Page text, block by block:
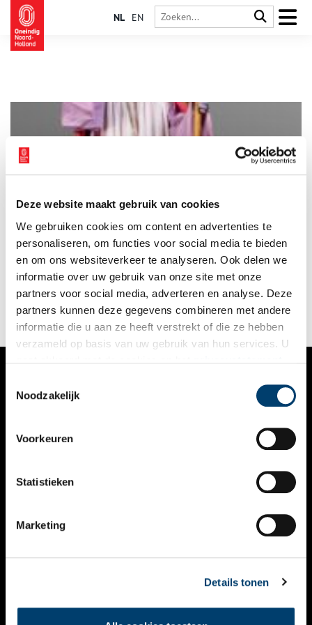
Deze website maakt gebruik van cookies
We gebruiken cookies om content en advertenties te
personaliseren, om functies voor social media te bieden
en om ons websiteverkeer te analyseren. Ook delen we
informatie over uw gebruik van onze site met onze
partners voor social media, adverteren en analyse. Deze
partners kunnen deze gegevens combineren met andere
informatie die u aan ze heeft verstrekt of die ze hebben
verzameld op basis van uw gebruik van hun services. U
Noodzakelijk
Voorkeuren
Statistieken
Marketing
Details tonen
NL EN
In de collectie van het Zuiderzeemuseum bevindt zich een
bijzonder kostuum: het Sinterklaaskostuum van Hanicotte.
Augustin Hanicotte (1870-1957) was een Franse kunstschilder
die tussen circa 1895 en 1914 veel in Volendam heeft gewerkt.
Hij verbleef in die jaren meestal in Hotel Spaander, zoals veel
buitenlandse schilders. Op initiatief van Hanicotte werd in
Volendam voor het eerst een Sinterklaasintocht georganiseerd
en hij speelde daarin zelf de hoofdrol.
VERHALEN
KALENDER
THEMA’S
VIDEO’S
CONTACT